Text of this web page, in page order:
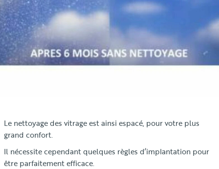
Le nettoyage des vitrage est ainsi espacé, pour votre plus
grand confort.
Il nécessite cependant quelques règles d’implantation pour
être parfaitement efficace.